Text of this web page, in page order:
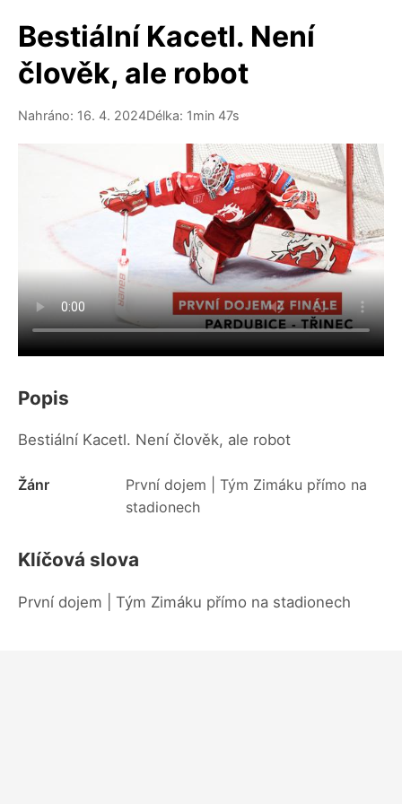
Bestiální Kacetl. Není
člověk, ale robot
Nahráno: 16. 4. 2024Délka: 1min 47s
Popis
Bestiální Kacetl. Není člověk, ale robot
Žánr
První dojem | Tým Zimáku přímo na
stadionech
Klíčová slova
První dojem | Tým Zimáku přímo na stadionech